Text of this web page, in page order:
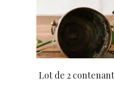
Lot de 2